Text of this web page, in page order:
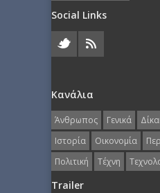
Social Links
Κανάλια
Άνθρωπος Γενικά
Ιστορία
Οικονομία
Πολιτική
Τέχνη
Trailer